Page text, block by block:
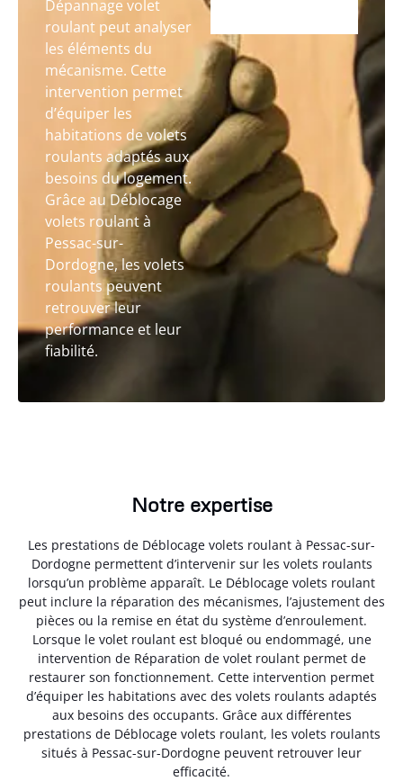
Dépannage volet
roulant peut analyser
les éléments du
mécanisme. Cette
intervention permet
d’équiper les
habitations de volets
roulants adaptés aux
besoins du logement.
Grâce au Déblocage
volets roulant à
Pessac-sur-
Dordogne, les volets
roulants peuvent
retrouver leur
performance et leur
fiabilité.
Notre expertise
Les prestations de Déblocage volets roulant à Pessac-sur-
Dordogne permettent d’intervenir sur les volets roulants
lorsqu’un problème apparaît. Le Déblocage volets roulant
peut inclure la réparation des mécanismes, l’ajustement des
pièces ou la remise en état du système d’enroulement.
Lorsque le volet roulant est bloqué ou endommagé, une
intervention de Réparation de volet roulant permet de
restaurer son fonctionnement. Cette intervention permet
d’équiper les habitations avec des volets roulants adaptés
aux besoins des occupants. Grâce aux différentes
prestations de Déblocage volets roulant, les volets roulants
situés à Pessac-sur-Dordogne peuvent retrouver leur
efficacité.